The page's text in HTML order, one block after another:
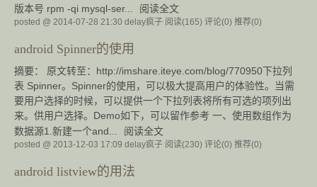
版本号 rpm -qi mysql-ser...
阅读全文
posted @ 2014-07-28 21:30 delay疯子 阅读(165) 评论(0) 推荐(0)
android Spinner的使用
摘要： 原文转至：http://imshare.iteye.com/blog/770950下拉列
表 Spinner。Spinner的使用，可以极大提高用户的体验性。当需
要用户选择的时候，可以提供一个下拉列表将所有可选的项列出
来。供用户选择。Demo如下，可以留作参考 一、使用数组作为
数据源1.新建一个and...
阅读全文
posted @ 2013-12-03 17:09 delay疯子 阅读(230) 评论(0) 推荐(0)
android listview的用法